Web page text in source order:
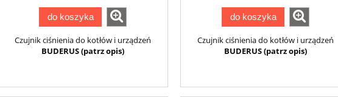
do koszyka
Czujnik ciśnienia do kotłów i urządzeń
BUDERUS (patrz opis)
do koszyka
Czujnik ciśnienia do kotłów i urządzeń
BUDERUS (patrz opis)